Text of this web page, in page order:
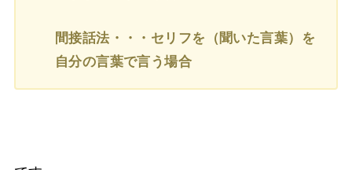
間接話法・・・セリフを（聞いた言葉）を
自分の言葉で言う場合